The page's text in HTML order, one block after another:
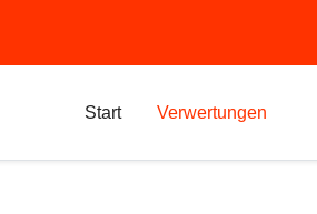
Start Verwertungen